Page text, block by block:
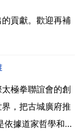
貢獻。歡迎再補
極拳聯誼會的創
，把古城廣府推
依據道家哲學和易